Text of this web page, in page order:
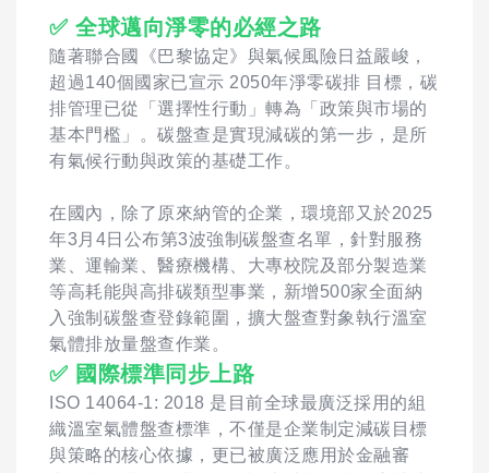
✅ 全球邁向淨零的必經之路
隨著聯合國《巴黎協定》與氣候風險日益嚴峻，
超過140個國家已宣示 2050年淨零碳排 目標，碳
排管理已從「選擇性行動」轉為「政策與市場的
基本門檻」。碳盤查是實現減碳的第一步，是所
有氣候行動與政策的基礎工作。
在國內，除了原來納管的企業，環境部又於2025
年3月4日公布第3波強制碳盤查名單，針對服務
業、運輸業、醫療機構、大專校院及部分製造業
等高耗能與高排碳類型事業，新增500家全面納
入強制碳盤查登錄範圍，擴大盤查對象執行溫室
氣體排放量盤查作業。
✅ 國際標準同步上路
ISO 14064-1: 2018 是目前全球最廣泛採用的組
織溫室氣體盤查標準，不僅是企業制定減碳目標
與策略的核心依據，更已被廣泛應用於金融審